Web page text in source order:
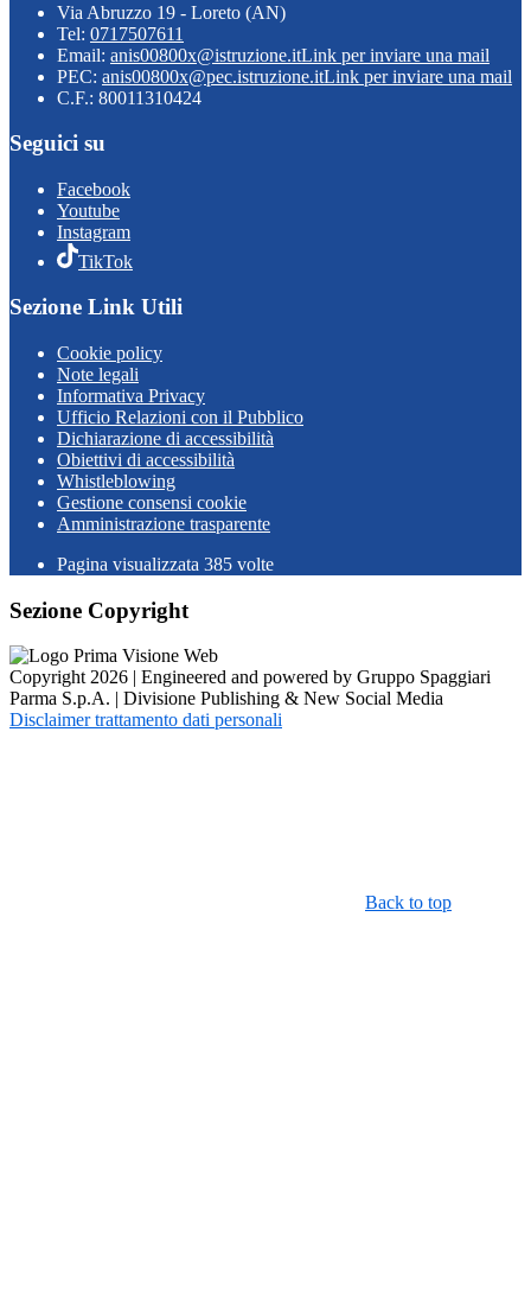
Via Abruzzo 19 - Loreto (AN)
Tel: 0717507611
Email: anis00800x@istruzione.itLink per inviare una mail
PEC: anis00800x@pec.istruzione.itLink per inviare una mail
C.F.: 80011310424
Seguici su
Facebook
Youtube
Instagram
TikTok
Sezione Link Utili
Cookie policy
Note legali
Informativa Privacy
Ufficio Relazioni con il Pubblico
Dichiarazione di accessibilità
Obiettivi di accessibilità
Whistleblowing
Gestione consensi cookie
Amministrazione trasparente
Pagina visualizzata 385 volte
Sezione Copyright
Copyright 2026 | Engineered and powered by Gruppo Spaggiari
Parma S.p.A. | Divisione Publishing & New Social Media
Disclaimer trattamento dati personali
Back to top